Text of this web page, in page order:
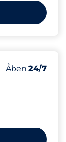
Antal
Antal pladser
6
Fredag
Åben 24/7